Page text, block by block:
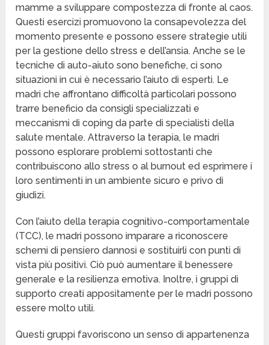
mamme a sviluppare compostezza di fronte al caos.
Questi esercizi promuovono la consapevolezza del
momento presente e possono essere strategie utili
per la gestione dello stress e dell’ansia. Anche se le
tecniche di auto-aiuto sono benefiche, ci sono
situazioni in cui è necessario l’aiuto di esperti. Le
madri che affrontano difficoltà particolari possono
trarre beneficio da consigli specializzati e
meccanismi di coping da parte di specialisti della
salute mentale. Attraverso la terapia, le madri
possono esplorare problemi sottostanti che
contribuiscono allo stress o al burnout ed esprimere i
loro sentimenti in un ambiente sicuro e privo di
giudizi.
Con l’aiuto della terapia cognitivo-comportamentale
(TCC), le madri possono imparare a riconoscere
schemi di pensiero dannosi e sostituirli con punti di
vista più positivi. Ciò può aumentare il benessere
generale e la resilienza emotiva. Inoltre, i gruppi di
supporto creati appositamente per le madri possono
essere molto utili.
Questi gruppi favoriscono un senso di appartenenza